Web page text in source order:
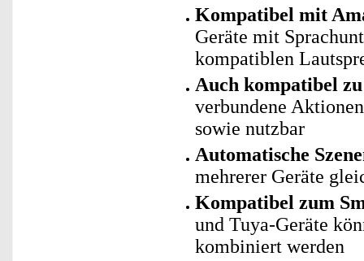
Kompatibel mit
Geräte mit
kompatiblen
Auch kompatibel
verbundene
sowie nutzbar
Automatische
mehrerer Geräte
Kompatibel zum
und Tuya-Geräte
kombiniert werden